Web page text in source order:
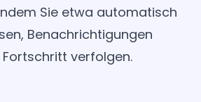
Sie etwa automatisch
Benachrichtigungen
verfolgen.